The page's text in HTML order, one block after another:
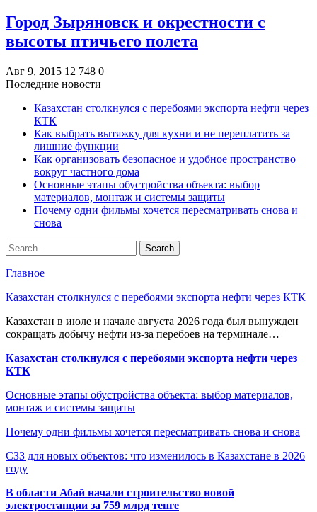
Город Зыряновск и окрестности с
высоты птичьего полета
Авг 9, 2015 12 748 0
Последние новости
Казахстан столкнулся с перебоями экспорта нефти через
КТК
Как выбрать вытяжку для кухни и не переплатить за
лишние функции
Как организовать безопасное и удобное пространство
вокруг частного дома
Основные этапы обустройства объекта: выбор
материалов, монтаж и системы защиты
Почему одни фильмы хочется пересматривать снова и
снова
Главное
Казахстан столкнулся с перебоями экспорта нефти через КТК
Казахстан в июле и начале августа 2026 года был вынужден
сокращать добычу нефти из-за перебоев на терминале…
Казахстан столкнулся с перебоями экспорта нефти через
КТК
Основные этапы обустройства объекта: выбор материалов,
монтаж и системы защиты
Почему одни фильмы хочется пересматривать снова и снова
СЗЗ для новых объектов: что изменилось в Казахстане в 2026
году
В области Абай начали строительство новой
электростанции за 759 млрд тенге